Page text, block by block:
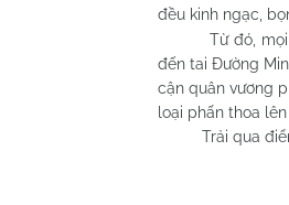
đều kinh ngạc,
Từ đó, mọi
đến tai Đường
cận quân vương
loại phấn thoa
Trải qua điểm